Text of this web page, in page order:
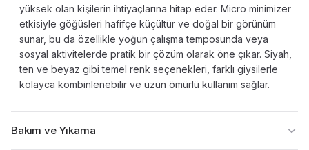
yüksek olan kişilerin ihtiyaçlarına hitap eder. Micro minimizer
etkisiyle göğüsleri hafifçe küçültür ve doğal bir görünüm
sunar, bu da özellikle yoğun çalışma temposunda veya
sosyal aktivitelerde pratik bir çözüm olarak öne çıkar. Siyah,
ten ve beyaz gibi temel renk seçenekleri, farklı giysilerle
kolayca kombinlenebilir ve uzun ömürlü kullanım sağlar.
Bakım ve Yıkama